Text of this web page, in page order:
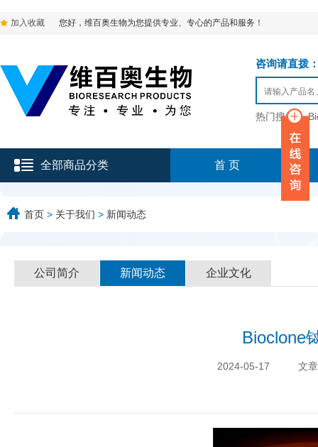
加入收藏 您好，维百奥生物为您提供专业、专心的产品和服务！
咨询请直拨
热门搜索：
全部商品分类 首 页
首页 > 关于我们 > 新闻动态
公司简介 新闻动态 企业文化
Bioclone
2024-05-17 文